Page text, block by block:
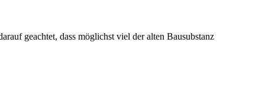
geachtet, dass möglichst viel der alten Bausubstanz